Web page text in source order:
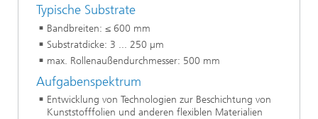
Typische Substrate
Bandbreiten: ≤ 600 mm
Substratdicke: 3 ... 250 µm
max. Rollenaußendurchmesser: 500 mm
Aufgabenspektrum
Entwicklung von Technologien zur Beschichtung von
Kunststofffolien und anderen flexiblen Materialien